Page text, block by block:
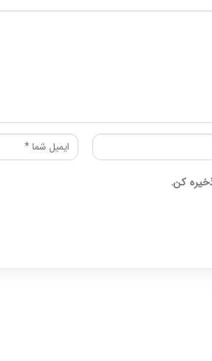
کن.